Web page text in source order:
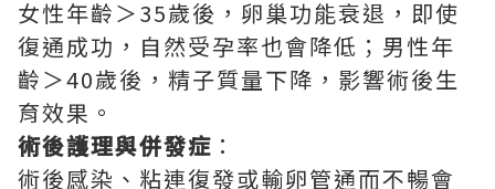
女性年齡＞35歲後，卵巢功能衰退，即使
復通成功，自然受孕率也會降低；男性年
齡＞40歲後，精子質量下降，影響術後生
育效果。
術後護理與併發症 ：
術後感染、粘連復發或輸卵管通而不暢會